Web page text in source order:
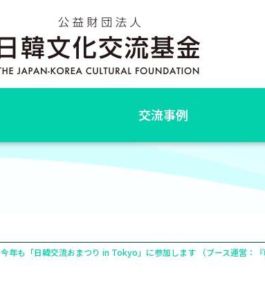
交流事例
今年も「日韓交流おまつり in Tokyo」に参加します （ブース運営：